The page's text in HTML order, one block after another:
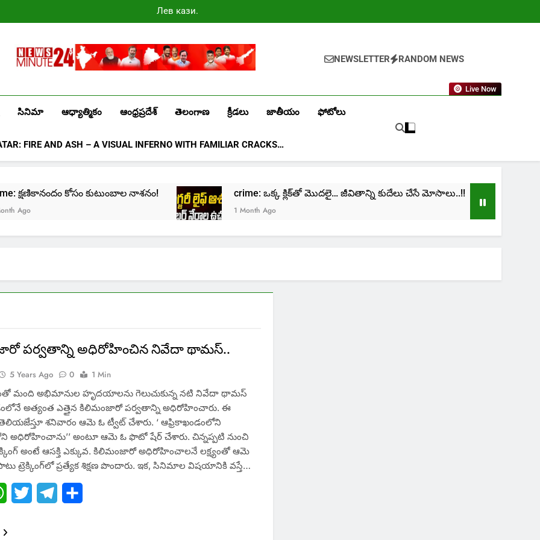
Лев казино
промокоды
Newsminute24
NEWSLETTER RANDOM NEWS
Live Now
సినిమా ఆధ్యాత్మికం ఆంధ్రప్రదేశ్ తెలంగాణ క్రీడలు జాతీయం ఫోటోలు
FIRE AND ASH – A VISUAL INFERNO WITH FAMILIAR CRACKS…
crime: క్షణికానందం కోసం కుటుంబాల నాశనం! crime: ఒక్క క్లిక్‌తో మొదలై… జీవితాన్ని కుదేలు చేసే మోసాలు..!!
1 Month Ago
పర్వతాన్ని అధిరోహించిన నివేదా థామస్..
5 Years Ago 0
1 Min
మంది అభిమానుల హృదయాలను గెలుచుకున్న నటి నివేదా థామస్
అత్యంత ఎత్తైన కిలిమంజారో పర్వతాన్ని అధిరోహించారు. ఈ
శనివారం ఆమె ఓ ట్వీట్‌ చేశారు. ‘ ఆఫ్రికాఖండంలోని
అధిరోహించాను’’ అంటూ ఆమె ఓ ఫొటో షేర్‌ చేశారు. చిన్నప్పటి నుంచి
అంటే ఆసక్తి ఎక్కువ. కిలిమంజారో అధిరోహించాలనే లక్ష్యంతో ఆమె
ట్రెక్కింగ్‌లో ప్రత్యేక శిక్షణ పొందారు. ఇక, సినిమాల విషయానికి వస్తే…
WhatsApp
Twitter Telegram